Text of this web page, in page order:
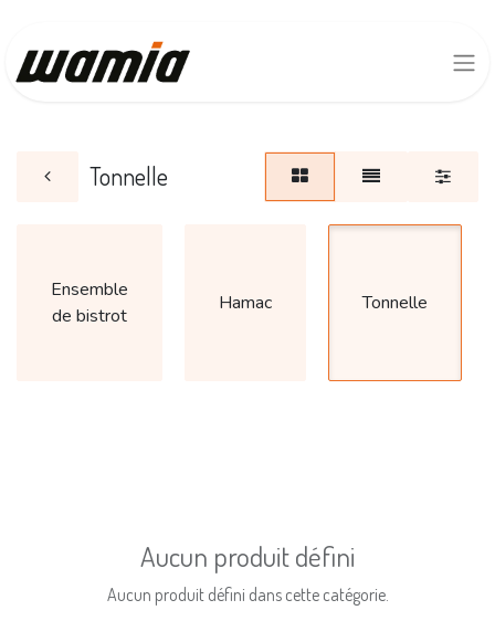
Tonnelle
Ensemble
de bistrot
Hamac Tonnelle
Aucun produit défini
Aucun produit défini dans cette catégorie.